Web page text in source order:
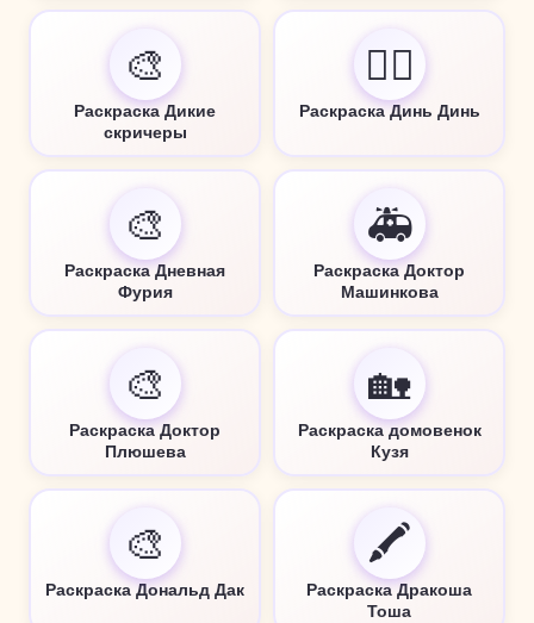
🎨
Раскраска Дикие
скричеры
🧚‍♀️
Раскраска Динь Динь
🎨
Раскраска Дневная
Фурия
🚑
Раскраска Доктор
Машинкова
🎨
Раскраска Доктор
Плюшева
🏡
Раскраска домовенок
Кузя
🎨
Раскраска Дональд Дак
🖍️
Раскраска Дракоша
Тоша